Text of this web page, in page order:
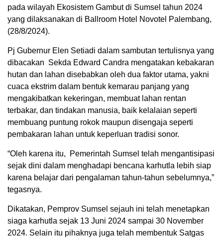
pada wilayah Ekosistem Gambut di Sumsel tahun 2024
yang dilaksanakan di Ballroom Hotel Novotel Palembang,
(28/8/2024).
Pj Gubernur Elen Setiadi dalam sambutan tertulisnya yang
dibacakan Sekda Edward Candra mengatakan kebakaran
hutan dan lahan disebabkan oleh dua faktor utama, yakni
cuaca ekstrim dalam bentuk kemarau panjang yang
mengakibatkan kekeringan, membuat lahan rentan
terbakar, dan tindakan manusia, baik kelalaian seperti
membuang puntung rokok maupun disengaja seperti
pembakaran lahan untuk keperluan tradisi sonor.
“Oleh karena itu, Pemerintah Sumsel telah mengantisipasi
sejak dini dalam menghadapi bencana karhutla lebih siap
karena belajar dari pengalaman tahun-tahun sebelumnya,”
tegasnya.
Dikatakan, Pemprov Sumsel sejauh ini telah menetapkan
siaga karhutla sejak 13 Juni 2024 sampai 30 November
2024. Selain itu pihaknya juga telah membentuk Satgas